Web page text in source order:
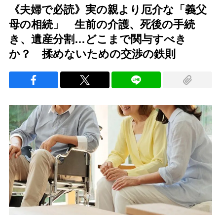
《夫婦で必読》実の親より厄介な「義父
母の相続」 生前の介護、死後の手続
き、遺産分割…どこまで関与すべき
か？ 揉めないための交渉の鉄則